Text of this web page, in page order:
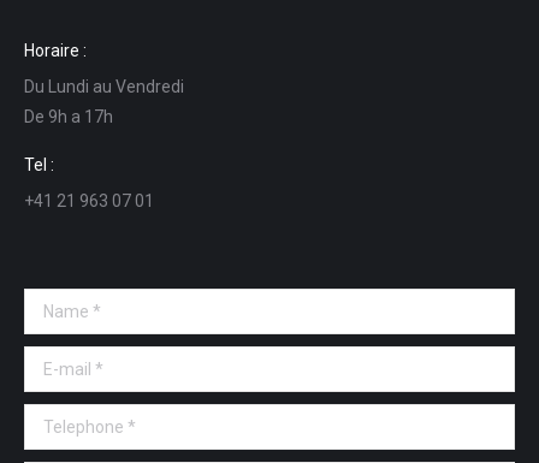
opens
in
new
window
opens
in
new
in
in
Horaire :
Du Lundi au Vendredi
De 9h a 17h
Tel :
+41 21 963 07 01
Name *
E-mail *
Telephone *